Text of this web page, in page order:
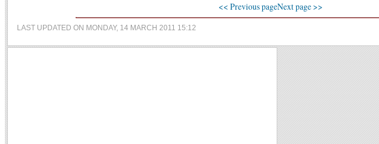
<< Previous pageNext page >>
LAST UPDATED ON MONDAY, 14 MARCH 2011 15:12